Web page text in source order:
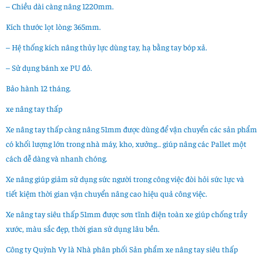
– Chiều dài càng nâng 1220mm.
Kích thước lọt lòng: 365mm.
– Hệ thống kích nâng thủy lực dùng tay, hạ bằng tay bóp xả.
– Sử dụng bánh xe PU đỏ.
Bảo hành 12 tháng.
xe nâng tay thấp
Xe nâng tay thấp càng nâng 51mm được dùng để vận chuyển các sản phẩm
có khối lượng lớn trong nhà máy, kho, xưởng… giúp nâng các Pallet một
cách dễ dàng và nhanh chóng.
Xe nâng giúp giảm sử dụng sức người trong công việc đòi hỏi sức lực và
tiết kiệm thời gian vận chuyển nâng cao hiệu quả công việc.
Xe nâng tay siêu thấp 51mm được sơn tĩnh điện toàn xe giúp chống trầy
xước, màu sắc đẹp, thời gian sử dụng lâu bền.
Công ty Quỳnh Vy là Nhà phân phối Sản phẩm xe nâng tay siêu thấp